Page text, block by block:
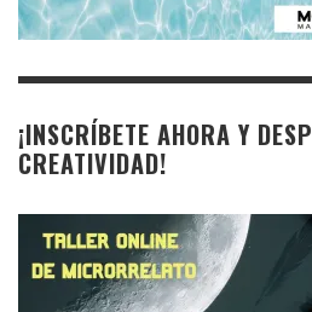
¡INSCRÍBETE AHORA Y
CREATIVIDAD!